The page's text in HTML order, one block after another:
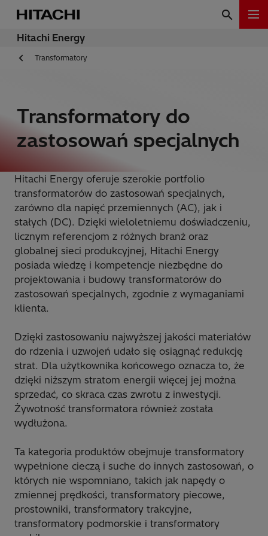
Hitachi Energy
Transformatory
Transformatory do
zastosowań specjalnych
Hitachi Energy oferuje szerokie portfolio
transformatorów do zastosowań specjalnych,
zarówno dla napięć przemiennych (AC), jak i
stałych (DC). Dzięki wieloletniemu doświadczeniu,
licznym referencjom z różnych branż oraz
globalnej sieci produkcyjnej, Hitachi Energy
posiada wiedzę i kompetencje niezbędne do
projektowania i budowy transformatorów do
zastosowań specjalnych, zgodnie z wymaganiami
klienta.
Dzięki zastosowaniu najwyższej jakości materiałów
do rdzenia i uzwojeń udało się osiągnąć redukcję
strat. Dla użytkownika końcowego oznacza to, że
dzięki niższym stratom energii więcej jej można
sprzedać, co skraca czas zwrotu z inwestycji.
Żywotność transformatora również została
wydłużona.
Ta kategoria produktów obejmuje transformatory
wypełnione cieczą i suche do innych zastosowań, o
których nie wspomniano, takich jak napędy o
zmiennej prędkości, transformatory piecowe,
prostowniki, transformatory trakcyjne,
transformatory podmorskie i transformatory